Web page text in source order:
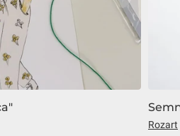
Rozart